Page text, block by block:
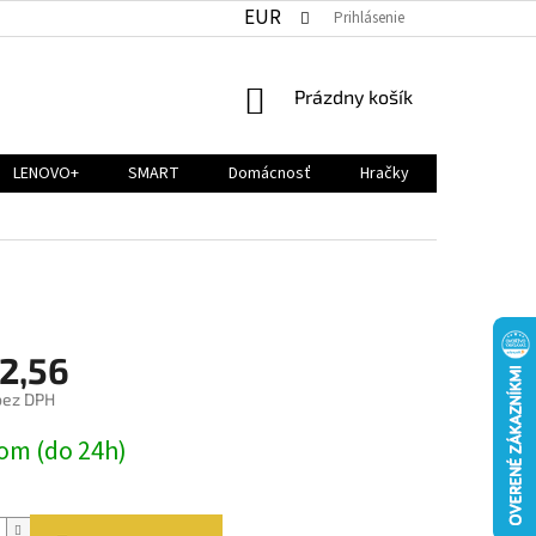
EUR Prihlásenie
NÁKUPNÝ
Prázdny košík
LENOVO+ SMART Domácnosť
Hračky
DPH
(do 24h)